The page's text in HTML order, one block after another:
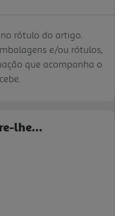
rótulo do artigo.
e/ou rótulos,
que acompanha o
lhe...